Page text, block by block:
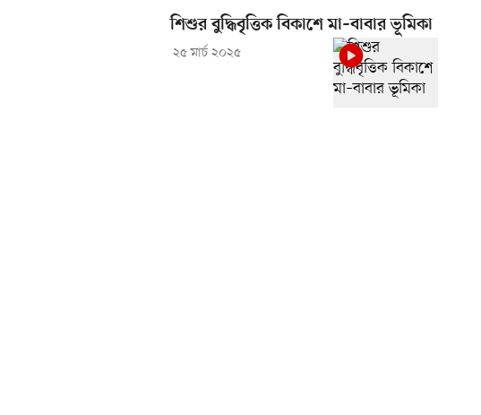
শিশুর বুদ্ধিবৃত্তিক বিকাশে মা–বাবার ভূমিকা
২৫ মার্চ ২০২৫